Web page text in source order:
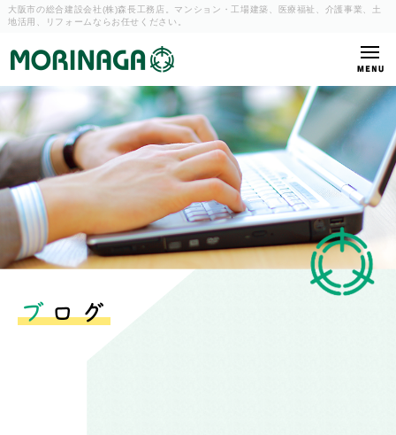
大阪市の総合建設会社(株)森長工務店。マンション・工場建築、
医療福祉、介護事業、土
地活用、リフォームならお任せください。